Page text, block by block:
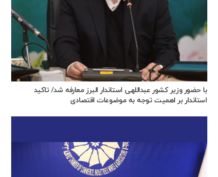
با حضور وزیر کشور عبداللهی استاندار البرز معارفه شد/ تاکید
استاندار بر اهمیت توجه به موضوعات اقتصادی